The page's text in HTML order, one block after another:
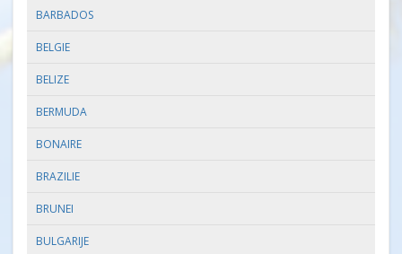
BARBADOS
BELGIE
BELIZE
BERMUDA
BONAIRE
BRAZILIE
BRUNEI
BULGARIJE